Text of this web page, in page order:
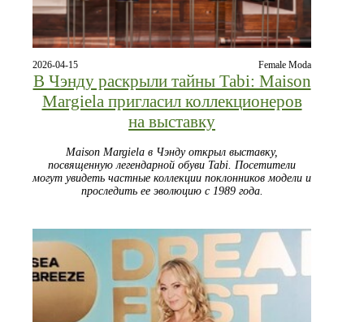
2026-04-15 Female Moda
В Чэнду раскрыли тайны Tabi: Maison
Margiela пригласил коллекционеров
на выставку
Maison Margiela в Чэнду открыл выставку,
посвященную легендарной обуви Tabi. Посетители
могут увидеть частные коллекции поклонников модели и
проследить ее эволюцию с 1989 года.